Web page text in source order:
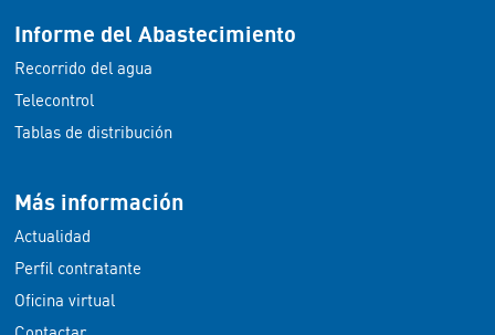
Informe del Abastecimiento
Recorrido del agua
Telecontrol
Tablas de distribución
Más información
Actualidad
Perfil contratante
Oficina virtual